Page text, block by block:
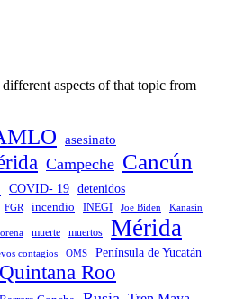
aspects of that topic from
asesinato
Campeche Cancún
COVID- 19 detenidos
FGR incendio INEGI Joe Biden Kanasín
muerte muertos Mérida
contagios OMS Península de Yucatán
Quintana Roo